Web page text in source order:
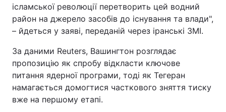
ісламської революції перетворить цей водний
район на джерело засобів до існування та влади",
– йдеться у заяві, переданій через іранські ЗМІ.
За даними Reuters, Вашингтон розглядає
пропозицію як спробу відкласти ключове
питання ядерної програми, тоді як Тегеран
намагається домогтися часткового зняття тиску
вже на першому етапі.